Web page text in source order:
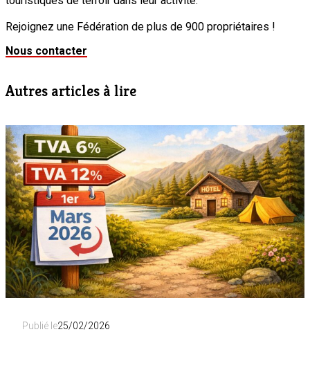
Rejoignez une Fédération de plus de 900 propriétaires !
Nous contacter
Autres articles à lire
Publié le25/02/2026